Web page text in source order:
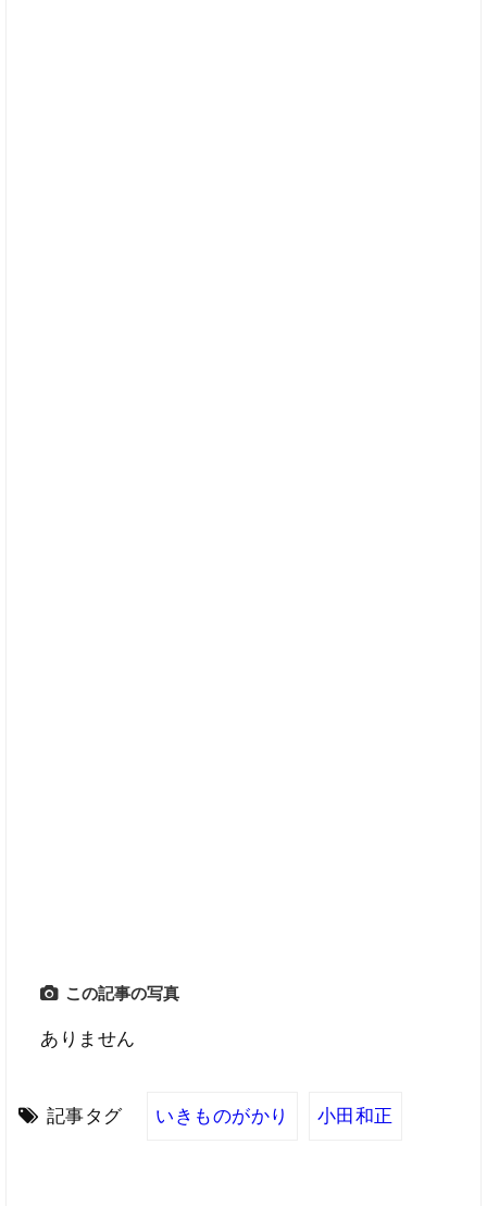
この記事の写真
ありません
記事タグ いきものがかり 小田和正